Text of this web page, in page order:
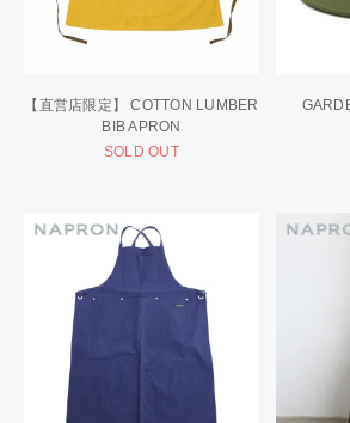
【直営店限定】 COTTON LUMBER
BIB APRON
SOLD OUT